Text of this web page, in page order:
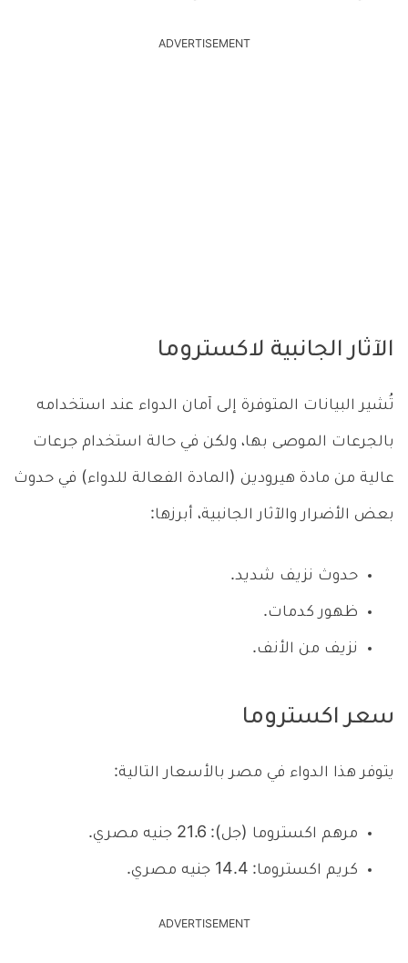
ADVERTISEMENT
الآثار الجانبية لاكستروما
تُشير البيانات المتوفرة إلى آمان الدواء عند استخدامه
بالجرعات الموصى بها، ولكن في حالة استخدام جرعات
عالية من مادة هيرودين (المادة الفعالة للدواء) في حدوث
بعض الأضرار والآثار الجانبية، أبرزها:
حدوث نزيف شديد.
ظهور كدمات.
نزيف من الأنف.
سعر اكستروما
يتوفر هذا الدواء في مصر بالأسعار التالية:
مرهم اكستروما (جل): 21.6 جنيه مصري.
كريم اكستروما: 14.4 جنيه مصري.
ADVERTISEMENT